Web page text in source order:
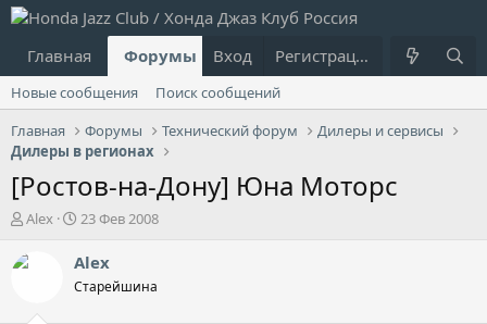
Главная Форумы Что нового?
Вход Регистрация
Новые сообщения
Поиск сообщений
Главная
Форумы Технический форум
Дилеры и сервисы
Дилеры в регионах
[Ростов-на-Дону] Юна Моторс
А
т
Alex
Д
т
н
23 Фев 2008
Alex
Старейшина